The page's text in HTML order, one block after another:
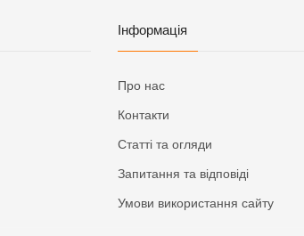
Інформація
Про нас
Контакти
Статті та огляди
Запитання та відповіді
Умови використання сайту